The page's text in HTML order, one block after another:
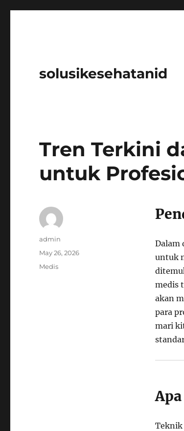
solusikesehatanid
Tren Terkini
untuk
Dalam
untuk
medis
akan
para
mari
Teknik
Author
admin
Posted
May 26, 2026
Categories
Medis